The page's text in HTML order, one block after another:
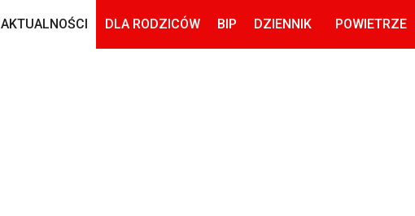
AKTUALNOŚCI DLA RODZICÓW BIP DZIENNIK POWIETRZE